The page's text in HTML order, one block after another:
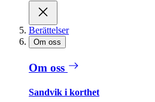
Berättelser
Om oss
Om oss
Sandvik i korthet